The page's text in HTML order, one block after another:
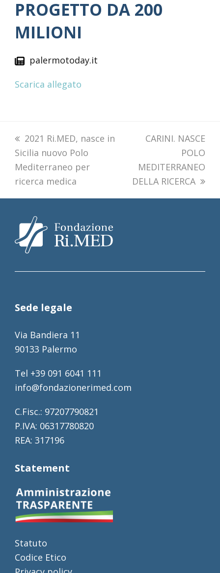
PROGETTO DA 200
MILIONI
palermotoday.it
Scarica allegato
previous
post:
2021 Ri.MED, nasce in
Sicilia nuovo Polo
Mediterraneo per
ricerca medica
next
CARINI. NASCE
POLO
MEDITERRANEO
DELLA RICERCA
Sede legale
Via Bandiera 11
90133 Palermo
Tel +39 091 6041 111
info@fondazionerimed.com
C.Fisc.: 97207790821
P.IVA: 06317780820
REA: 317196
Statement
Statuto
Codice Etico